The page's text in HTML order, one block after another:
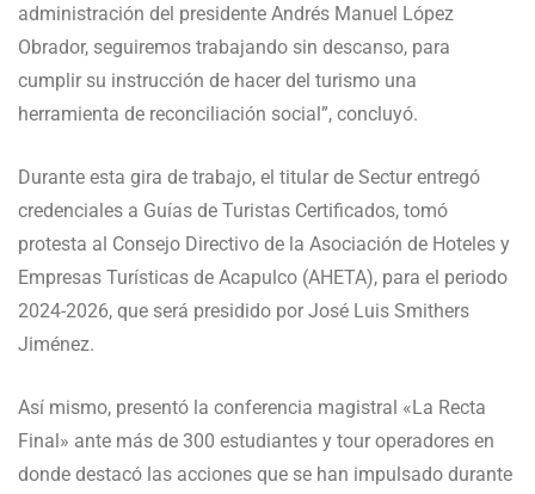
administración del presidente Andrés Manuel López
Obrador, seguiremos trabajando sin descanso, para
cumplir su instrucción de hacer del turismo una
herramienta de reconciliación social”, concluyó.
Durante esta gira de trabajo, el titular de Sectur entregó
credenciales a Guías de Turistas Certificados, tomó
protesta al Consejo Directivo de la Asociación de Hoteles y
Empresas Turísticas de Acapulco (AHETA), para el periodo
2024-2026, que será presidido por José Luis Smithers
Jiménez.
Así mismo, presentó la conferencia magistral «La Recta
Final» ante más de 300 estudiantes y tour operadores en
donde destacó las acciones que se han impulsado durante